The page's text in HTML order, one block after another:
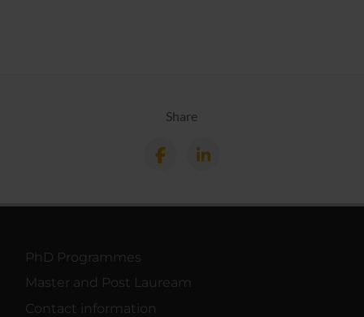
Share
PhD Programmes
Master and Post Lauream
Contact information